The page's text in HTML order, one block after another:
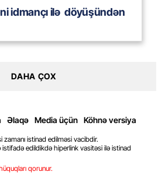
idmançı ilə döyüşündən
DAHA ÇOX
Əlaqə Media üçün Köhnə versiya
zamanı istinad edilməsi vacibdir.
edildikdə hiperlink vasitəsi ilə istinad
qorunur.